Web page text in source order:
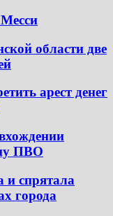
области две
арест денег
ПВО
спрятала
города